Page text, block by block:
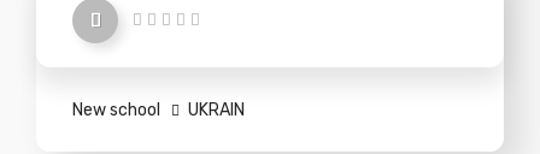
New school UKRAIN